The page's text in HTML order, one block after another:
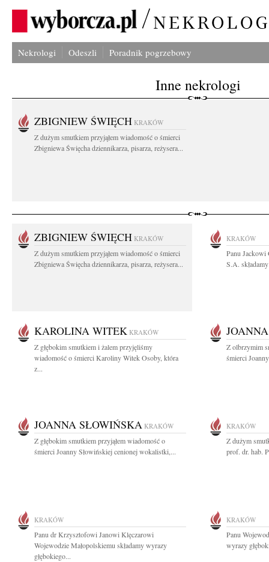
Nekrologi Odeszli Poradnik pogrzebowy
Inne nekrologi
ZBIGNIEW ŚWIĘCH KRAKÓW
Z dużym smutkiem przyjąłem wiadomość o śmierci
Zbigniewa Święcha dziennikarza, pisarza, reżysera...
ZBIGNIEW ŚWIĘCH KRAKÓW
Z dużym smutkiem przyjąłem wiadomość o śmierci
Zbigniewa Święcha dziennikarza, pisarza, reżysera...
KRAKÓW
Panu Jackowi
S.A.
KAROLINA WITEK KRAKÓW
Z głębokim smutkiem i żalem przyjęliśmy
wiadomość o śmierci Karoliny Witek Osoby, która
z...
Z olbrzymim
śmierci
JOANNA SŁOWIŃSKA KRAKÓW
Z głębokim smutkiem przyjąłem wiadomość o
śmierci Joanny Słowińskiej cenionej wokalistki,...
KRAKÓW
Z dużym
prof. dr. hab.
KRAKÓW
Panu dr Krzysztofowi Janowi Klęczarowi
Wojewodzie Małopolskiemu składamy wyrazy
głębokiego...
KRAKÓW
Panu
wyrazy